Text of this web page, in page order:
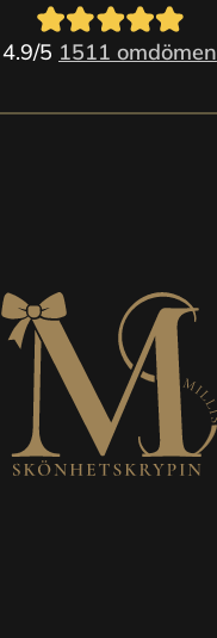
4.9/5 1511 omdömen